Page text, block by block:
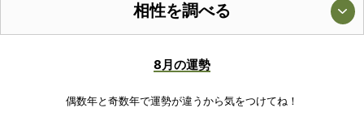
相性を調べる
8月の運勢
偶数年と奇数年で運勢が違うから気をつけてね！